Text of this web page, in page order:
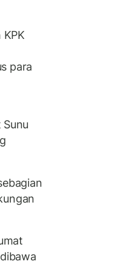
para